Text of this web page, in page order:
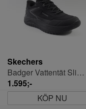
Skechers
Badger Vattentät Slip-ins Herr
1.595;-
KÖP NU